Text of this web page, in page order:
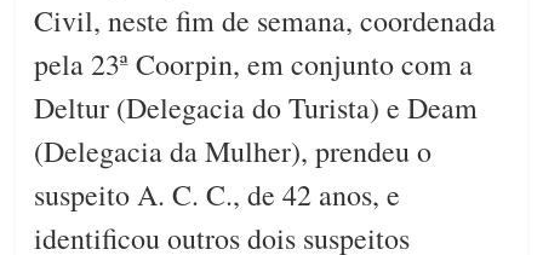
Civil, neste fim de semana, coordenada
pela 23ª Coorpin, em conjunto com a
Deltur (Delegacia do Turista) e Deam
(Delegacia da Mulher), prendeu o
suspeito A. C. C., de 42 anos, e
identificou outros dois suspeitos